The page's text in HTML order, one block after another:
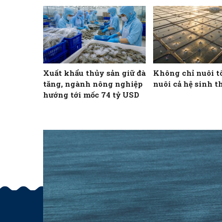
Xuất khẩu thủy sản giữ đà
tăng, ngành nông nghiệp
hướng tới mốc 74 tỷ USD
Không chỉ nuôi
nuôi cả hệ sinh